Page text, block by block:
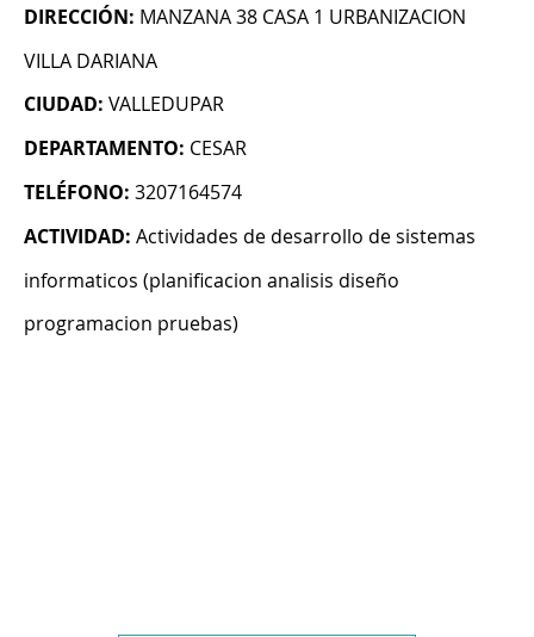
DIRECCIÓN: MANZANA 38 CASA 1 URBANIZACION
VILLA DARIANA
CIUDAD: VALLEDUPAR
DEPARTAMENTO: CESAR
TELÉFONO: 3207164574
ACTIVIDAD: Actividades de desarrollo de sistemas
informaticos (planificacion analisis diseño
programacion pruebas)